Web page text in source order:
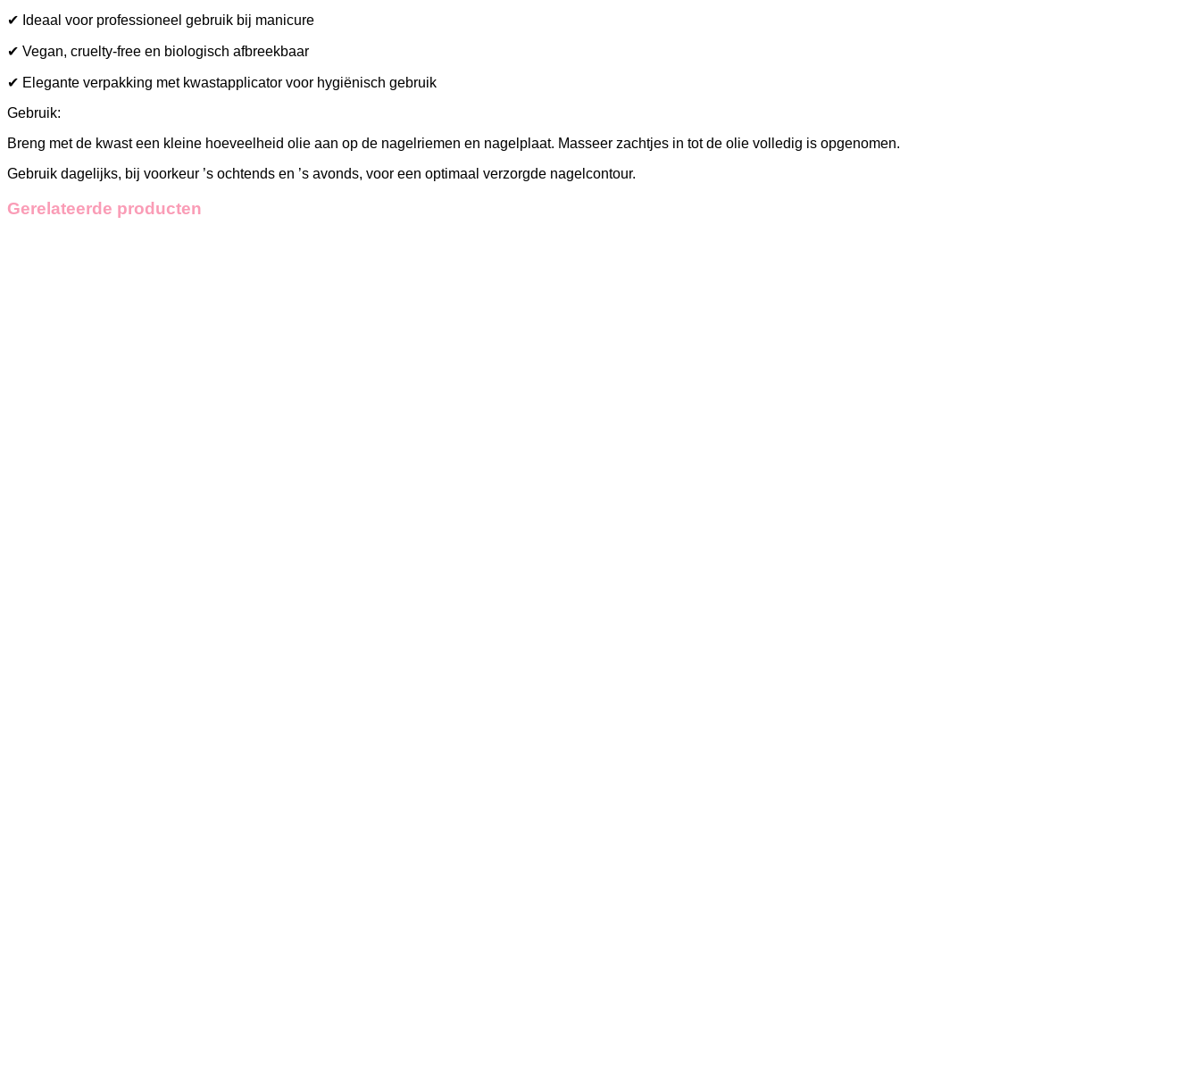
✔ Ideaal voor professioneel gebruik bij manicure
✔ Vegan, cruelty-free en biologisch afbreekbaar
✔ Elegante verpakking met kwastapplicator voor hygiënisch gebruik
Gebruik:
Breng met de kwast een kleine hoeveelheid olie aan op de nagelriemen en nagelplaat. Masseer zachtjes in tot de olie volledig is opgenomen.
Gebruik dagelijks, bij voorkeur ’s ochtends en ’s avonds, voor een optimaal verzorgde nagelcontour.
Gerelateerde producten